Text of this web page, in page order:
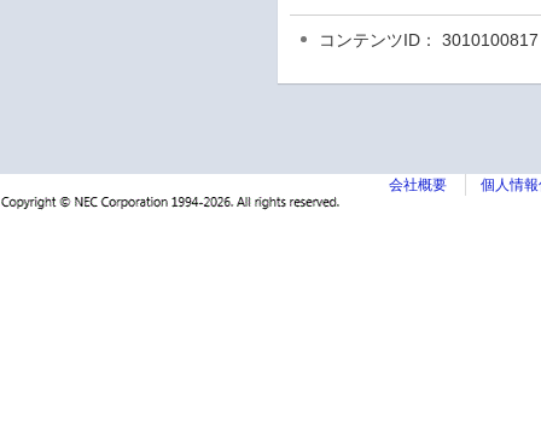
コンテンツID： 3010100817
会社概要 個人情